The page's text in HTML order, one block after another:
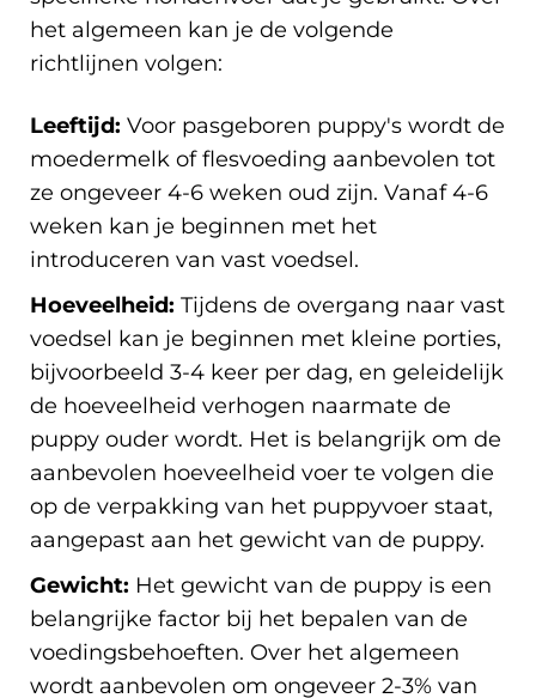
het algemeen kan je de volgende
richtlijnen volgen:
Leeftijd: Voor pasgeboren puppy's wordt de
moedermelk of flesvoeding aanbevolen tot
ze ongeveer 4-6 weken oud zijn. Vanaf 4-6
weken kan je beginnen met het
introduceren van vast voedsel.
Hoeveelheid: Tijdens de overgang naar vast
voedsel kan je beginnen met kleine porties,
bijvoorbeeld 3-4 keer per dag, en geleidelijk
de hoeveelheid verhogen naarmate de
puppy ouder wordt. Het is belangrijk om de
aanbevolen hoeveelheid voer te volgen die
op de verpakking van het puppyvoer staat,
aangepast aan het gewicht van de puppy.
Gewicht: Het gewicht van de puppy is een
belangrijke factor bij het bepalen van de
voedingsbehoeften. Over het algemeen
wordt aanbevolen om ongeveer 2-3% van